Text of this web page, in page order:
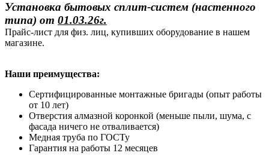
Установка бытовых сплит-систем (настенного
типа) от 01.03.26г.
Прайс-лист для физ. лиц, купивших оборудование в нашем
магазине.
Наши преимущества:
Сертифицированные монтажные бригады (опыт работы
от 10 лет)
Отверстия алмазной коронкой (меньше пыли, шума, с
фасада ничего не отваливается)
Медная труба по ГОСТу
Гарантия на работы 12 месяцев